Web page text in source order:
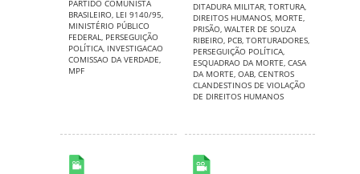
PARTIDO COMUNISTA
BRASILEIRO, LEI 9140/95,
MINISTÉRIO PÚBLICO
FEDERAL, PERSEGUIÇÃO
POLÍTICA, INVESTIGACAO
COMISSAO DA VERDADE,
MPF
DITADURA MILITAR, TORTURA,
DIREITOS HUMANOS, MORTE,
PRISÃO, WALTER DE SOUZA
RIBEIRO, PCB, TORTURADORES,
PERSEGUIÇÃO POLÍTICA,
ESQUADRAO DA MORTE, CASA
DA MORTE, OAB, CENTROS
CLANDESTINOS DE VIOLAÇÃO
DE DIREITOS HUMANOS